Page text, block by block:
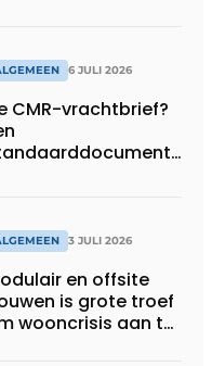
6 JULI 2026
CMR-vrachtbrief?
3 JULI 2026
en offsite
is grote troef
wooncrisis aan te